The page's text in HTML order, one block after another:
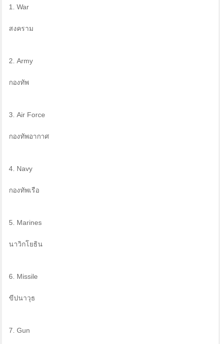
1. War
สงคราม
2. Army
กองทัพ
3. Air Force
กองทัพอากาศ
4. Navy
กองทัพเรือ
5. Marines
นาวิกโยธิน
6. Missile
ขีปนาวุธ
7. Gun